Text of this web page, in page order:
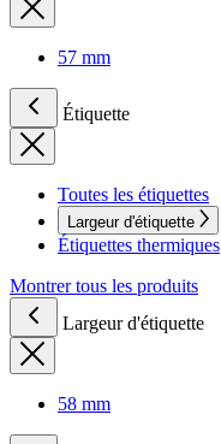
57 mm
Étiquette
Toutes les étiquettes
Largeur d'étiquette
Étiquettes thermiques
Montrer tous les produits
Largeur d'étiquette
58 mm